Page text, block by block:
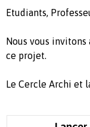
Etudiants,
Nous vous
ce projet.
Le Cercle Archi et